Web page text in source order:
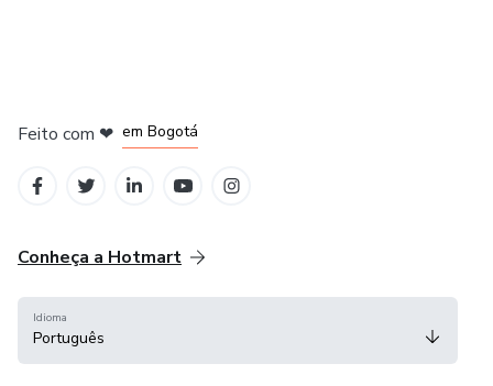
Feito com ❤ em Bogotá
Conheça a Hotmart
Idioma
Português